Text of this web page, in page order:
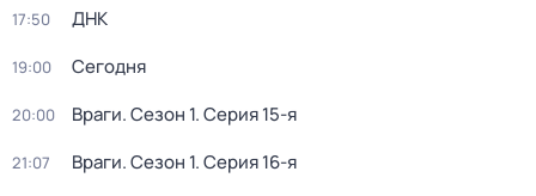
17:50 ДНК
19:00 Сегодня
20:00 Враги. Сезон 1. Серия 15-я
21:07 Враги. Сезон 1. Серия 16-я